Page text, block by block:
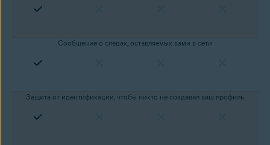
Сообщение о следах, оставляемых вами в сети
Защита от идентификации, чтобы никто не создавал ваш профиль